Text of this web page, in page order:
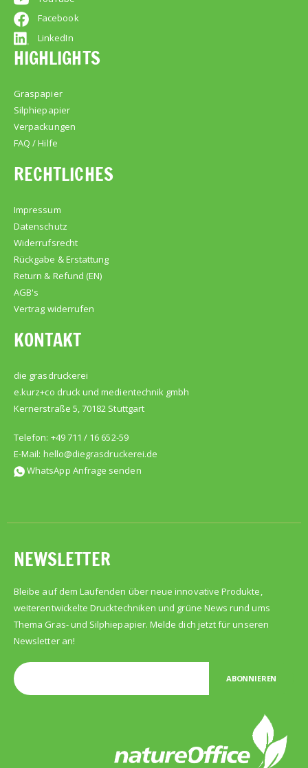
Facebook
LinkedIn
HIGHLIGHTS
Graspapier
Silphiepapier
Verpackungen
FAQ / Hilfe
RECHTLICHES
Impressum
Datenschutz
Widerrufsrecht
Rückgabe & Erstattung
Return & Refund (EN)
AGB's
Vertrag widerrufen
KONTAKT
die grasdruckerei
e.kurz+co druck und medientechnik gmbh
Kernerstraße 5, 70182 Stuttgart
Telefon: +49 711 / 16 652-59
E-Mail: hello@diegrasdruckerei.de
WhatsApp Anfrage senden
NEWSLETTER
Bleibe auf dem Laufenden über neue innovative Produkte,
weiterentwickelte Drucktechniken und grüne News rund ums
Thema Gras- und Silphiepapier. Melde dich jetzt für unseren
Newsletter an!
ABONNIEREN